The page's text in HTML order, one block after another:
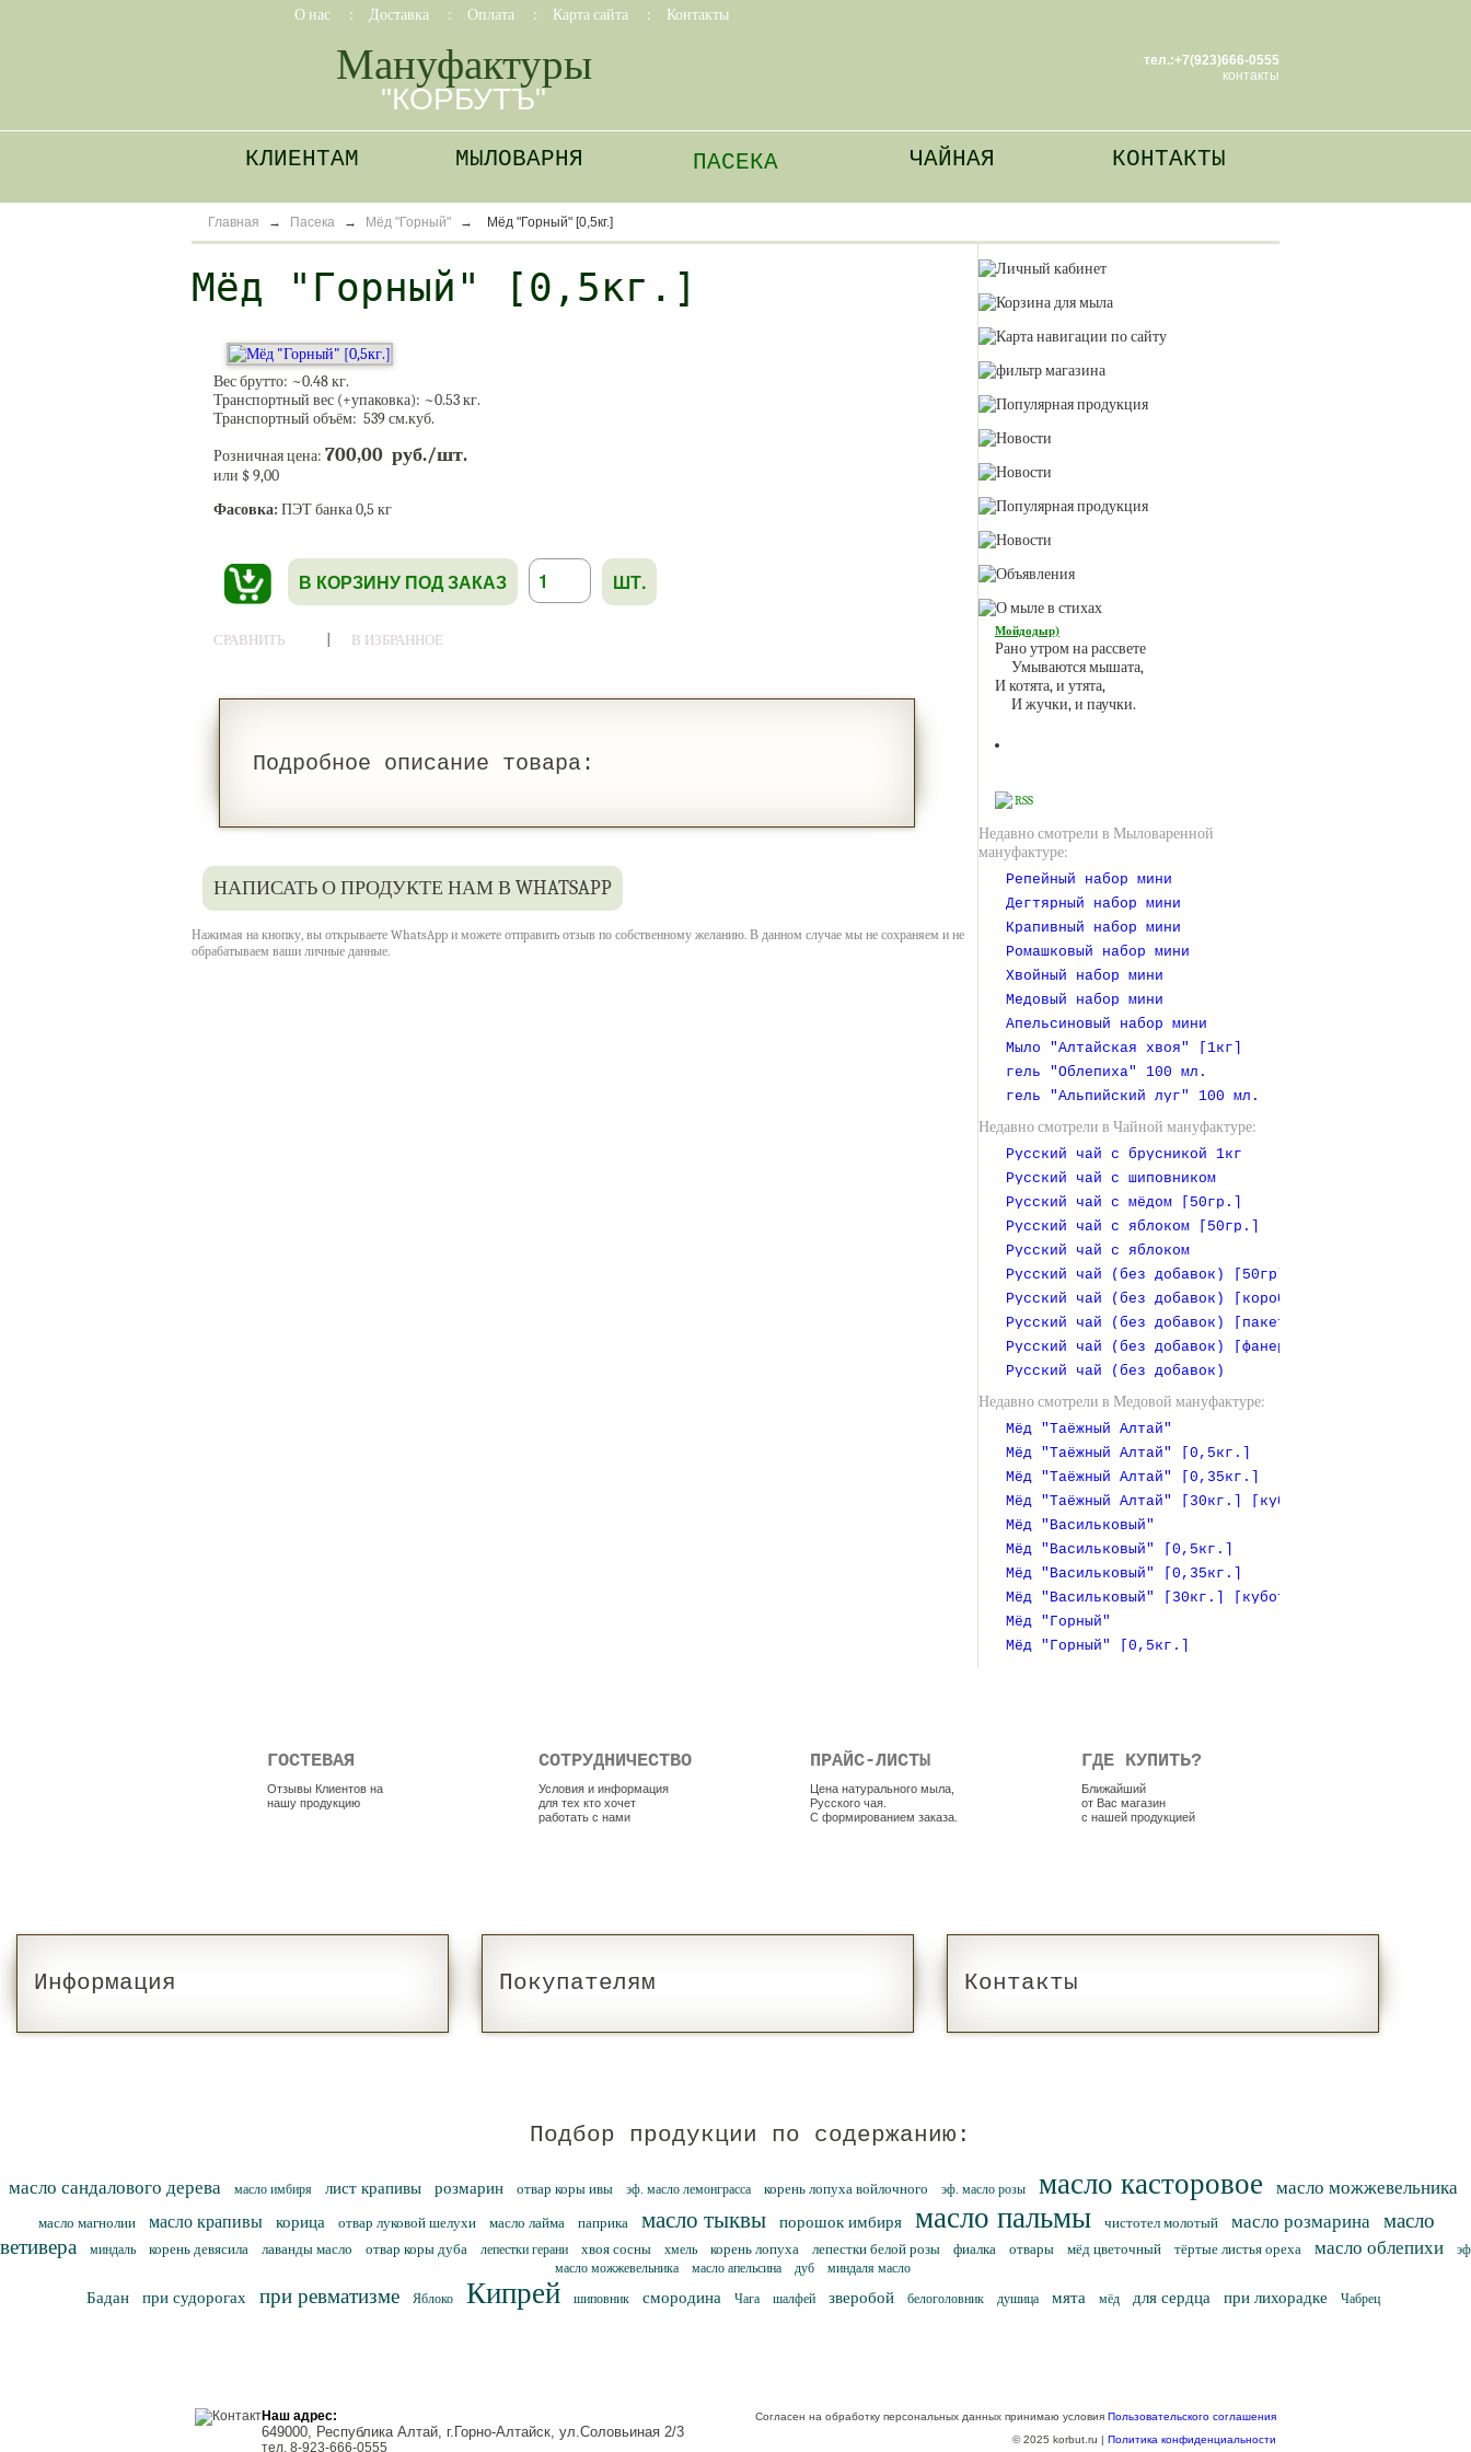
О нас : Доставка : Оплата : Карта сайта : Контакты
тел.:+7(923)666-0555
контакты
Мануфактуры
"КОРБУТЪ"
КЛИЕНТАМ МЫЛОВАРНЯ ПАСЕКА ЧАЙНАЯ КОНТАКТЫ
Главная → Пасека → Мёд "Горный" → Мёд "Горный" [0,5кг.]
Мёд "Горный" [0,5кг.]
Вес брутто: ~0.48кг.
Транспортный вес (+упаковка): ~0.53кг.
Транспортный объём: 539 см.куб.
Розничная цена: 700,00 руб./шт.
или $ 9,00
Фасовка: ПЭТ банка 0,5 кг
В КОРЗИНУ ПОД ЗАКАЗ ШТ.
СРАВНИТЬ В ИЗБРАННОЕ
Подробное описание товара:
НАПИСАТЬ О ПРОДУКТЕ НАМ В WHATSAPP
Нажимая на кнопку, вы открываете WhatsApp и можете отправить отзыв по собственному желанию. В данном случае мы не сохраняем и не
обрабатываем ваши личные данные.
Мойдодыр)
Рано утром на рассвете
Умываются мышата,
И котята, и утята,
И жучки, и паучки.
RSS
Недавно смотрели в Мыловаренной
мануфактуре:
Репейный набор мини
Дегтярный набор мини
Крапивный набор мини
Ромашковый набор мини
Хвойный набор мини
Медовый набор мини
Апельсиновый набор мини
Мыло "Алтайская хвоя" [1кг]
гель "Облепиха" 100 мл.
гель "Альпийский луг" 100 мл.
Недавно смотрели в Чайной мануфактуре:
Русский чай с брусникой 1кг
Русский чай с шиповником
Русский чай с мёдом [50гр.]
Русский чай с яблоком [50гр.]
Русский чай с яблоком
Русский чай (без добавок) [50гр]
Русский чай (без добавок) [коробочка]
Русский чай (без добавок) [пакет 1 кг]
Русский чай (без добавок) [фанерная коробочка]
Русский чай (без добавок)
Недавно смотрели в Медовой мануфактуре:
Мёд "Таёжный Алтай"
Мёд "Таёжный Алтай" [0,5кг.]
Мёд "Таёжный Алтай" [0,35кг.]
Мёд "Таёжный Алтай" [30кг.] [куботейнер]
Мёд "Васильковый"
Мёд "Васильковый" [0,5кг.]
Мёд "Васильковый" [0,35кг.]
Мёд "Васильковый" [30кг.] [куботейнер]
Мёд "Горный"
Мёд "Горный" [0,5кг.]
ГОСТЕВАЯ
Отзывы Клиентов на
нашу продукцию
СОТРУДНИЧЕСТВО
Условия и информация
для тех кто хочет
работать с нами
ПРАЙС-ЛИСТЫ
Цена натурального мыла,
Русского чая.
С формированием заказа.
ГДЕ КУПИТЬ?
Ближайший
от Вас магазин
с нашей продукцией
Информация Покупателям Контакты
Подбор продукции по содержанию:
масло сандалового дерева масло имбиря лист крапивы розмарин отвар коры ивы эф. масло лемонграсса корень лопуха войлочного эф. масло розы масло касторовое масло можжевельника
масло магнолии масло крапивы корица отвар луковой шелухи масло лайма паприка масло тыквы порошок имбиря масло пальмы чистотел молотый масло розмарина
масло
ветивера
миндаль корень девясила лаванды масло отвар коры дуба лепестки герани хвоя сосны хмель корень лопуха лепестки белой розы фиалка отвары мёд цветочный тёртые листья ореха масло облепихи
эф
масло можжевельника
масло апельсина дуб миндаля масло
Бадан при судорогах при ревматизме Яблоко Кипрей шиповник смородина Чага шалфей зверобой белоголовник душица мята мёд для сердца при лихорадке Чабрец
Наш адрес:
649000, Республика Алтай, г.Горно-Алтайск, ул.Соловьиная 2/3
тел. 8-923-666-0555
Согласен на обработку персональных данных принимаю условия Пользовательского соглашения
© 2025 korbut.ru | Политика конфиденциальности